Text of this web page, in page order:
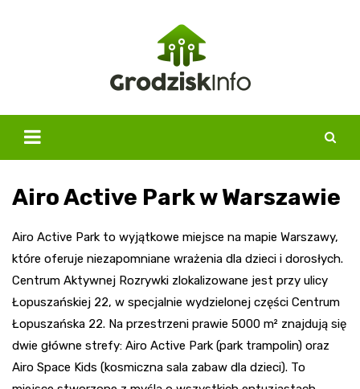
Airo Active Park w Warszawie
Airo Active Park to wyjątkowe miejsce na mapie Warszawy,
które oferuje niezapomniane wrażenia dla dzieci i dorosłych.
Centrum Aktywnej Rozrywki zlokalizowane jest przy ulicy
Łopuszańskiej 22, w specjalnie wydzielonej części Centrum
Łopuszańska 22. Na przestrzeni prawie 5000 m² znajdują się
dwie główne strefy: Airo Active Park (park trampolin) oraz
Airo Space Kids (kosmiczna sala zabaw dla dzieci). To